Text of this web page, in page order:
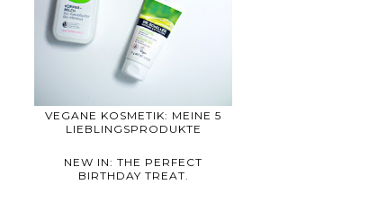
VEGANE KOSMETIK: MEINE 5
LIEBLINGSPRODUKTE
NEW IN: THE PERFECT
BIRTHDAY TREAT.